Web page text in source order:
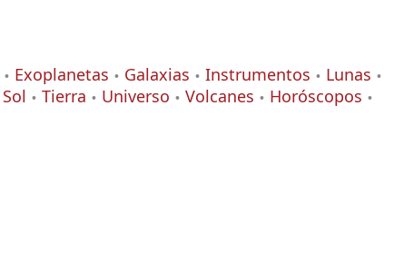
Exoplanetas Galaxias Instrumentos
Lunas
Sol Tierra Universo Volcanes
Horóscopos